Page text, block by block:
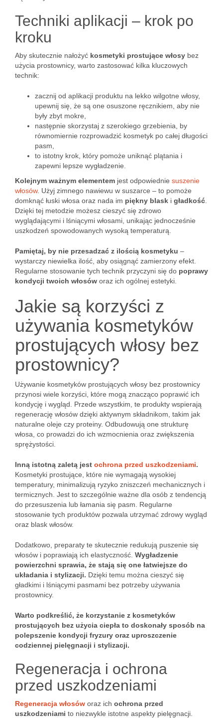
Techniki aplikacji – krok po
kroku
Aby skutecznie nałożyć kosmetyki prostujące włosy bez
użycia prostownicy, warto zastosować kilka kluczowych
technik:
zacznij od aplikacji produktu na lekko wilgotne włosy,
upewnij się, że są one osuszone ręcznikiem, aby nie
były zbyt mokre,
następnie skorzystaj z szerokiego grzebienia, by
równomiernie rozprowadzić kosmetyk po całej długości
pasm,
to istotny krok, który pomoże uniknąć plątania i
zapewni lepsze wygładzenie.
Kolejnym ważnym elementem jest odpowiednie suszenie
włosów. Użyj zimnego nawiewu w suszarce – to pomoże
domknąć łuski włosa oraz nada im piękny blask i gładkość
Dzięki tej metodzie możesz cieszyć się zdrowo
wyglądającymi i lśniącymi włosami, unikając jednocześnie
uszkodzeń spowodowanych wysoką temperaturą.
Pamiętaj, by nie przesadzać z ilością kosmetyku –
wystarczy niewielka ilość, aby osiągnąć zamierzony efekt.
Regularne stosowanie tych technik przyczyni się do poprawy
kondycji twoich włosów oraz ich ogólnej estetyki.
Jakie są korzyści z
używania kosmetyków
prostujących włosy bez
prostownicy?
Używanie kosmetyków prostujących włosy bez prostownicy
przynosi wiele korzyści, które mogą znacząco poprawić ich
kondycję i wygląd. Przede wszystkim, te produkty wspierają
regenerację włosów dzięki aktywnym składnikom, takim jak
naturalne oleje czy proteiny. Odbudowują one strukturę
włosa, co prowadzi do ich wzmocnienia oraz zwiększenia
sprężystości.
Inną istotną zaletą jest ochrona przed uszkodzeniami.
Kosmetyki prostujące, które nie wymagają wysokiej
temperatury, minimalizują ryzyko zniszczeń mechanicznych i
termicznych. Jest to szczególnie ważne dla osób z tendencją
do przesuszenia lub łamania się pasm. Regularne
stosowanie tych produktów pozwala utrzymać zdrowy wygląd
oraz blask włosów.
Dodatkowo, preparaty te skutecznie redukują puszenie się
włosów i poprawiają ich elastyczność. Wygładzenie
powierzchni sprawia, że stają się one łatwiejsze do
układania i stylizacji. Dzięki temu można cieszyć się
gładkimi i lśniącymi pasmami bez potrzeby używania
prostownicy.
Warto podkreślić, że korzystanie z kosmetyków
prostujących bez użycia ciepła to doskonały sposób na
polepszenie kondycji fryzury oraz uproszczenie
codziennej pielęgnacji i stylizacji.
Regeneracja i ochrona
przed uszkodzeniami
Regeneracja włosów oraz ich ochrona przed
uszkodzeniami to niezwykle istotne aspekty pielęgnacji.